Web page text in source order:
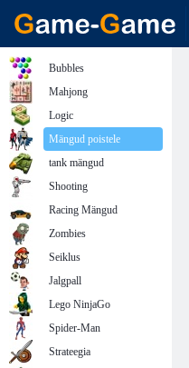
Bubbles
Mahjong
Logic
Mängud poistele
tank mängud
Shooting
Racing Mängud
Zombies
Seiklus
Jalgpall
Lego NinjaGo
Spider-Man
Strateegia